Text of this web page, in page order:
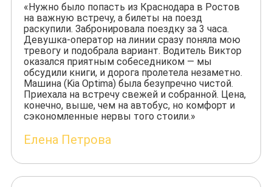
«Нужно было попасть из Краснодара в Ростов
на важную встречу, а билеты на поезд
раскупили. Забронировала поездку за 3 часа.
Девушка-оператор на линии сразу поняла мою
тревогу и подобрала вариант. Водитель Виктор
оказался приятным собеседником — мы
обсудили книги, и дорога пролетела незаметно.
Машина (Kia Optima) была безупречно чистой.
Приехала на встречу свежей и собранной. Цена,
конечно, выше, чем на автобус, но комфорт и
сэкономленные нервы того стоили.»
Елена Петрова